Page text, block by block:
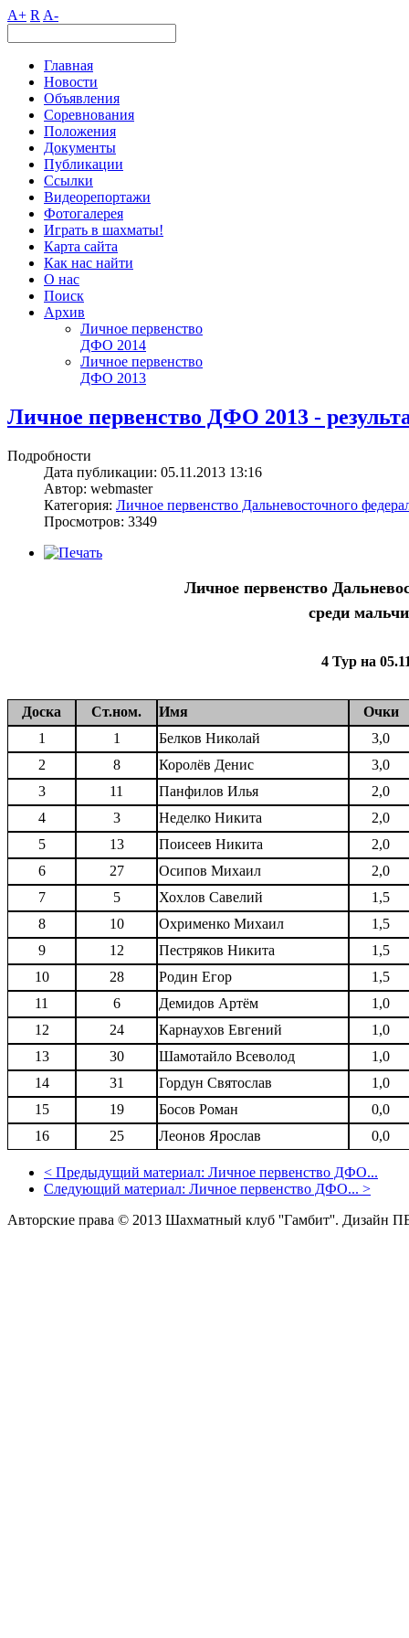
A+ R A-
Главная
Новости
Объявления
Соревнования
Положения
Документы
Публикации
Ссылки
Видеорепортажи
Фотогалерея
Играть в шахматы!
Карта сайта
Как нас найти
О нас
Поиск
Архив
Личное первенство
ДФО 2014
Личное первенство
ДФО 2013
Личное первенство ДФО 2013 -
Подробности
Дата публикации: 05.11.2013 13:16
Автор: webmaster
Категория: Личное первенство Дальневосточного
Просмотров: 3349
Личное первенство
среди
4 Тур на
Доска Ст.ном. Имя
Очки
1
1 Белков Николай
3,0
2
8 Королёв Денис
3,0
3
11 Панфилов Илья
2,0
4
3 Неделко Никита
2,0
5
13 Поисеев Никита
2,0
6
27 Осипов Михаил
2,0
7
5 Хохлов Савелий
1,5
8
10 Охрименко Михаил
1,5
9
12 Пестряков Никита
1,5
10
28 Родин Егор
1,5
11
6 Демидов Артём
1,0
12
24 Карнаухов Евгений
1,0
13
30 Шамотайло Всеволод
1,0
14
31 Гордун Святослав
1,0
15
19 Босов Роман
0,0
16
25 Леонов Ярослав 0,0
< Предыдущий материал: Личное первенство ДФО...
Следующий материал: Личное первенство ДФО... >
Авторские права © 2013 Шахматный клуб ''Гамбит''. Дизайн